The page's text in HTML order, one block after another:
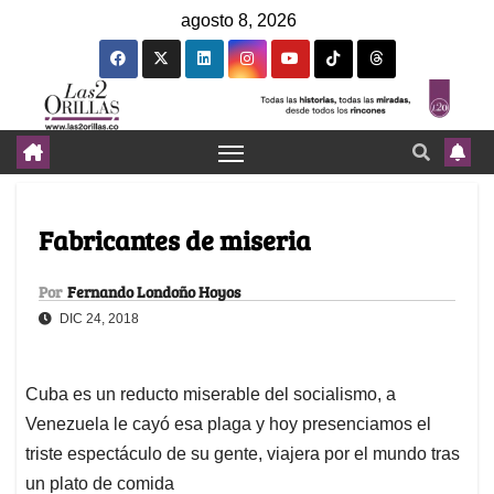
agosto 8, 2026
Fabricantes de miseria
Por Fernando Londoño Hoyos
DIC 24, 2018
Cuba es un reducto miserable del socialismo, a
Venezuela le cayó esa plaga y hoy presenciamos el
triste espectáculo de su gente, viajera por el mundo tras
un plato de comida